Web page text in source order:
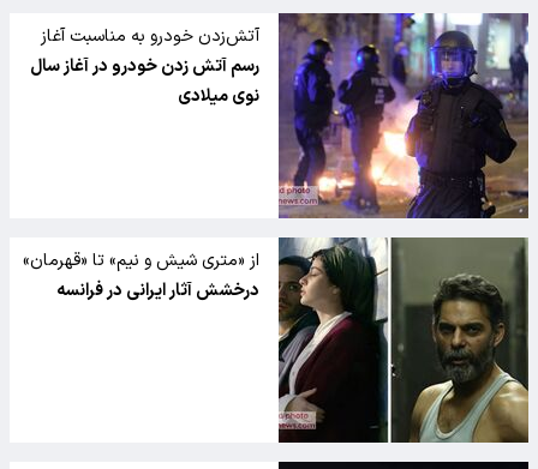
آتش‌زدن خودرو به مناسبت آغاز
سال نو در اروپا
رسم آتش زدن خودرو در آغاز سال
نوی میلادی
از «متری شیش و نیم» تا «قهرمان»
درخشش آثار ایرانی در فرانسه